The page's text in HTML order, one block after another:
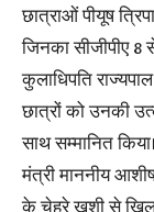
छात्राओं पीयूष
जिनका सीजीपीए
कुलाधिपति
छात्रों को उनकी
साथ सम्मानित
मंत्री माननीय